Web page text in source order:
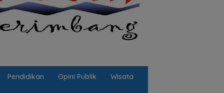
Pendidikan Opini Publik Wisata